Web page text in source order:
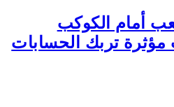
أمام الكوكب
مؤثرة تربك الحسابات